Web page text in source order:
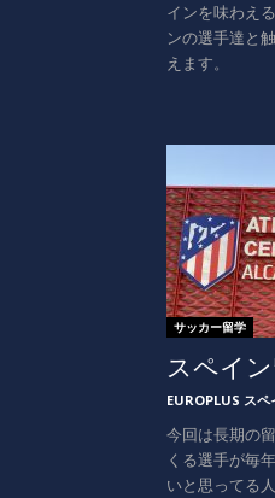
インを味わえ
ンの選手達と
えます。
サッカー留学
スペイン
EUROPLUS スペ
今回は長期の
くる選手が毎
いと思ってる